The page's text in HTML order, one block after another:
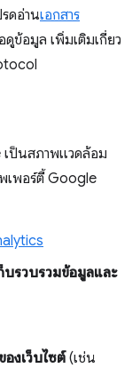
ดอ่านเอกสาร
ดูข้อมูล เพิ่มเติมเกี่ยว
เป็นสภาพแวดล้อม
เพอร์ตี้ Google
บรวบรวมข้อมูลและ
องเว็บไซต์(เช่น